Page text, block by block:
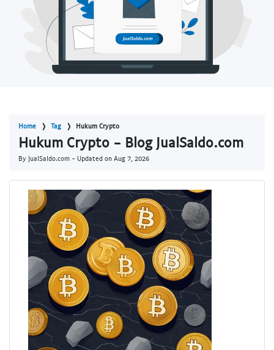
Home Tag Hukum Crypto
Hukum Crypto - Blog JualSaldo.com
By JualSaldo.com - Updated on Aug 7, 2026